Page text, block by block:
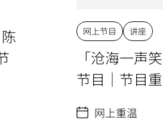
网上节目 讲座
「沧海一声
节目｜节目
网上重温